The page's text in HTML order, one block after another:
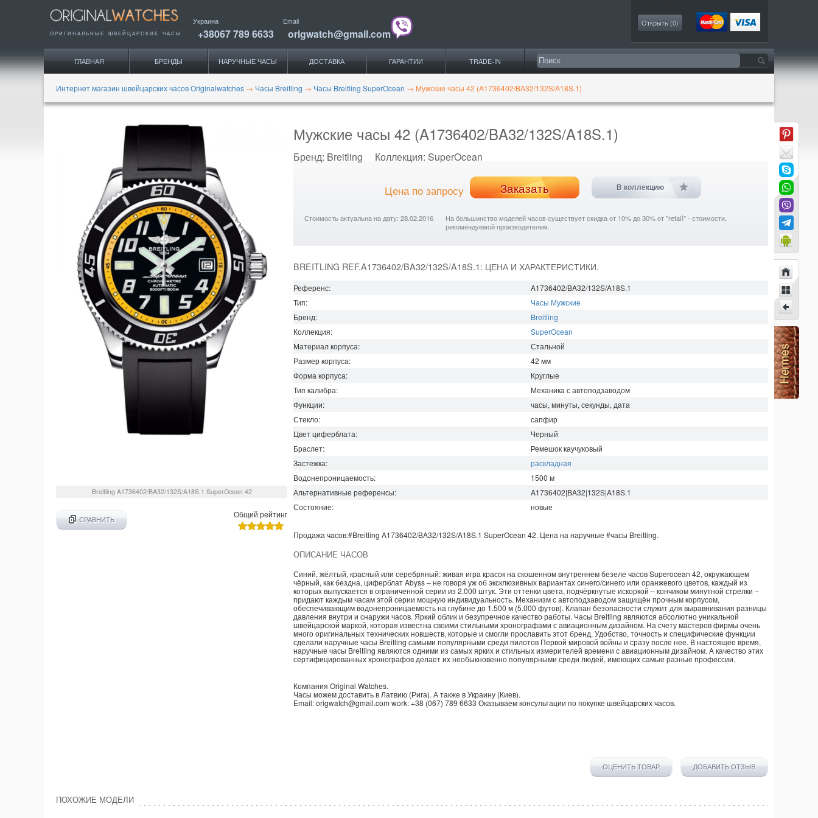
ОРИГИНАЛЬНЫЕ ШВЕЙЦАРСКИЕ ЧАСЫ
Украина
+38067 789 6633
Email
origwatch@gmail.com
Открыть (0)
ГЛАВНАЯ БРЕНДЫ НАРУЧНЫЕ ЧАСЫ ДОСТАВКА ГАРАНТИИ TRADE-IN
Интернет магазин швейцарских часов Originalwatches → Часы Breitling → Часы Breitling SuperOcean → Мужские часы 42 (A1736402/BA32/132S/A18S.1)
Breitling A1736402/BA32/132S/A18S.1 SuperOcean 42
СРАВНИТЬ
Общий рейтинг
Мужские часы 42 (A1736402/BA32/132S/A18S.1)
Бренд: Breitling Коллекция: SuperOcean
Цена по запросу Заказать В коллекцию
Стоимость актуальна на дату: 28.02.2016
На большинство моделей часов существует скидка от 10% до 30% от "retail" - стоимости,
рекомендуемой производителем.
BREITLING REF.A1736402/BA32/132S/A18S.1: ЦЕНА И ХАРАКТЕРИСТИКИ.
Референс:
A1736402/BA32/132S/A18S.1
Тип:
Часы Мужские
Бренд:
Breitling
Коллекция:
SuperOcean
Материал корпуса:
Стальной
Размер корпуса:
42 мм
Форма корпуса:
Круглые
Тип калибра:
Механика с автоподзаводом
Функции:
часы, минуты, секунды, дата
Стекло:
сапфир
Цвет циферблата:
Черный
Браслет:
Ремешок каучуковый
Застежка:
раскладная
Водонепроницаемость: 1500 м
Альтернативные референсы:
A1736402|BA32|132S|A18S.1
Состояние:
новые
Продажа часов:#Breitling A1736402/BA32/132S/A18S.1 SuperOcean 42. Цена на наручные #часы Breitling.
ОПИСАНИЕ ЧАСОВ
Синий, жёлтый, красный или серебряный: живая игра красок на скошенном внутреннем безеле часов Superocean 42, окружающем
чёрный, как бездна, циферблат Abyss – не говоря уж об эксклюзивных вариантах синего/синего или оранжевого цветов, каждый из
которых выпускается в ограниченной серии из 2.000 штук. Эти оттенки цвета, подчёркнутые искоркой – кончиком минутной стрелки –
придают каждым часам этой серии мощную индивидуальность. Механизм с автоподзаводом защищён прочным корпусом,
обеспечивающим водонепроницаемость на глубине до 1.500 м (5.000 футов). Клапан безопасности служит для выравнивания разницы
давления внутри и снаружи часов. Яркий облик и безупречное качество работы. Часы Breitling являются абсолютно уникальной
швейцарской маркой, которая известна своими стильными хронографами с авиационным дизайном. На счету мастеров фирмы очень
много оригинальных технических новшеств, которые и смогли прославить этот бренд. Удобство, точность и специфические функции
сделали наручные часы Breitling самыми популярными среди пилотов Первой мировой войны и сразу после нее. В настоящее время,
наручные часы Breitling являются одними из самых ярких и стильных измерителей времени с авиационным дизайном. А качество этих
сертифицированных хронографов делает их необыкновенно популярными среди людей, имеющих самые разные профессии.
Компания Original Watches.
Часы можем доставить в Латвию (Рига). А также вУкраину (Киев).
Email:origwatch@gmail.com work:+38 (067) 789 6633 Оказываем консультации по покупке швейцарских часов.
ОЦЕНИТЬ ТОВАР ДОБАВИТЬ ОТЗЫВ
ПОХОЖИЕ МОДЕЛИ